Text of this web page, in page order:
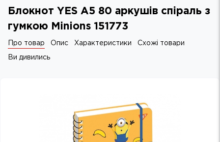
Блокнот YES А5 80 аркушів cпіраль з
гумкою Minions 151773
Про товар Опис Характеристики Схожі товари
Ви дивились